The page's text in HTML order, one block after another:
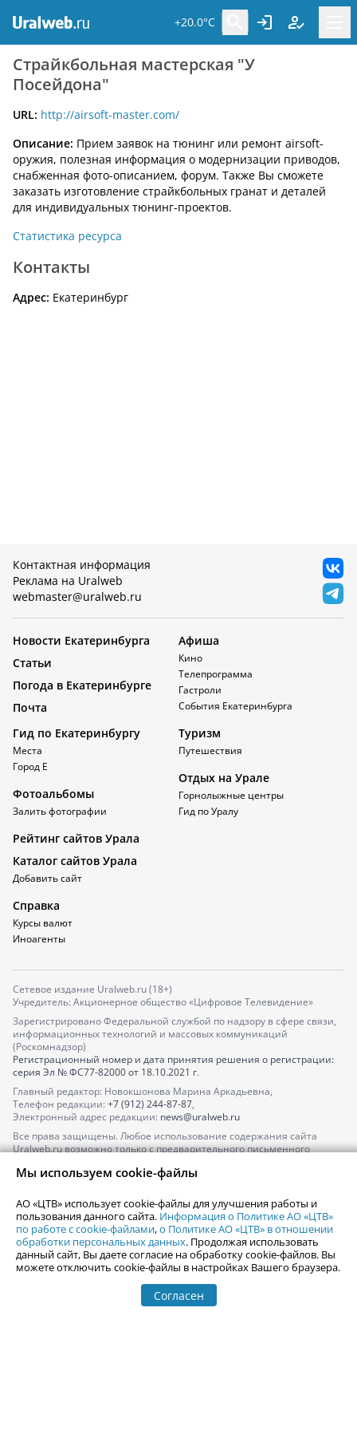
+20.0°C
Страйкбольная мастерская "У
Посейдона"
URL: http://airsoft-master.com/
Описание: Прием заявок на тюнинг или ремонт airsoft-
оружия, полезная информация о модернизации приводов,
снабженная фото-описанием, форум. Также Вы сможете
заказать изготовление страйкбольных гранат и деталей
для индивидуальных тюнинг-проектов.
Статистика ресурса
Контакты
Адрес: Екатеринбург
Контактная информация
Реклама на Uralweb
webmaster@uralweb.ru
Новости Екатеринбурга
Статьи
Погода в Екатеринбурге
Почта
Афиша
Кино
Телепрограмма
Гастроли
События Екатеринбурга
Гид по Екатеринбургу
Места
Город Е
Фотоальбомы
Залить фотографии
Туризм
Путешествия
Отдых на Урале
Горнолыжные центры
Гид по Уралу
Рейтинг сайтов Урала
Каталог сайтов Урала
Добавить сайт
Справка
Курсы валют
Иноагенты
Сетевое издание Uralweb.ru (18+)
Учредитель: Акционерное общество «Цифровое Телевидение»
Зарегистрировано Федеральной службой по надзору в сфере связи,
информационных технологий и массовых коммуникаций
(Роскомнадзор)
Регистрационный номер и дата принятия решения о регистрации:
серия Эл № ФС77-82000от 18.10.2021 г.
Главный редактор: Новокшонова Марина Аркадьевна,
Телефон редакции: +7 (912) 244-87-87,
Электронный адрес редакции: news@uralweb.ru
Все права защищены. Любое использование содержания сайта
Uralweb.ru возможно только с предварительного письменного
По вопросам размещения рекламы обращайтесь по тел.
По вопросам размещения информации в разделе «Афиша»
afisha@uralweb.ru
Пользовательское соглашение на использование сайта
Политика АО «ЦТВ» в отношении обработки персональных данных
Мы используем cookie-файлы
АО «ЦТВ» использует cookie-файлы для улучшения работы и
пользования данного сайта. Информация о Политике АО «ЦТВ»
по работе с cookie-файлами,о Политике АО «ЦТВ» в отношении
обработки персональных данных. Продолжая использовать
данный сайт, Вы даете согласие на обработку cookie-файлов. Вы
можете отключить cookie-файлы в настройках Вашего браузера.
Согласен